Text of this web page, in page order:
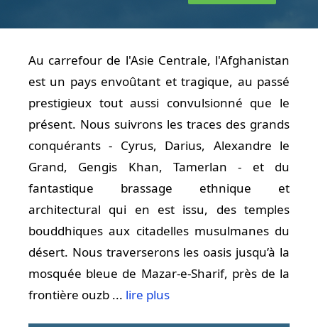
Au carrefour de l'Asie Centrale, l'Afghanistan
est un pays envoûtant et tragique, au passé
prestigieux tout aussi convulsionné que le
présent. Nous suivrons les traces des grands
conquérants - Cyrus, Darius, Alexandre le
Grand, Gengis Khan, Tamerlan - et du
fantastique brassage ethnique et
architectural qui en est issu, des temples
bouddhiques aux citadelles musulmanes du
désert. Nous traverserons les oasis jusqu’à la
mosquée bleue de Mazar-e-Sharif, près de la
frontière ouzb ... lire plus